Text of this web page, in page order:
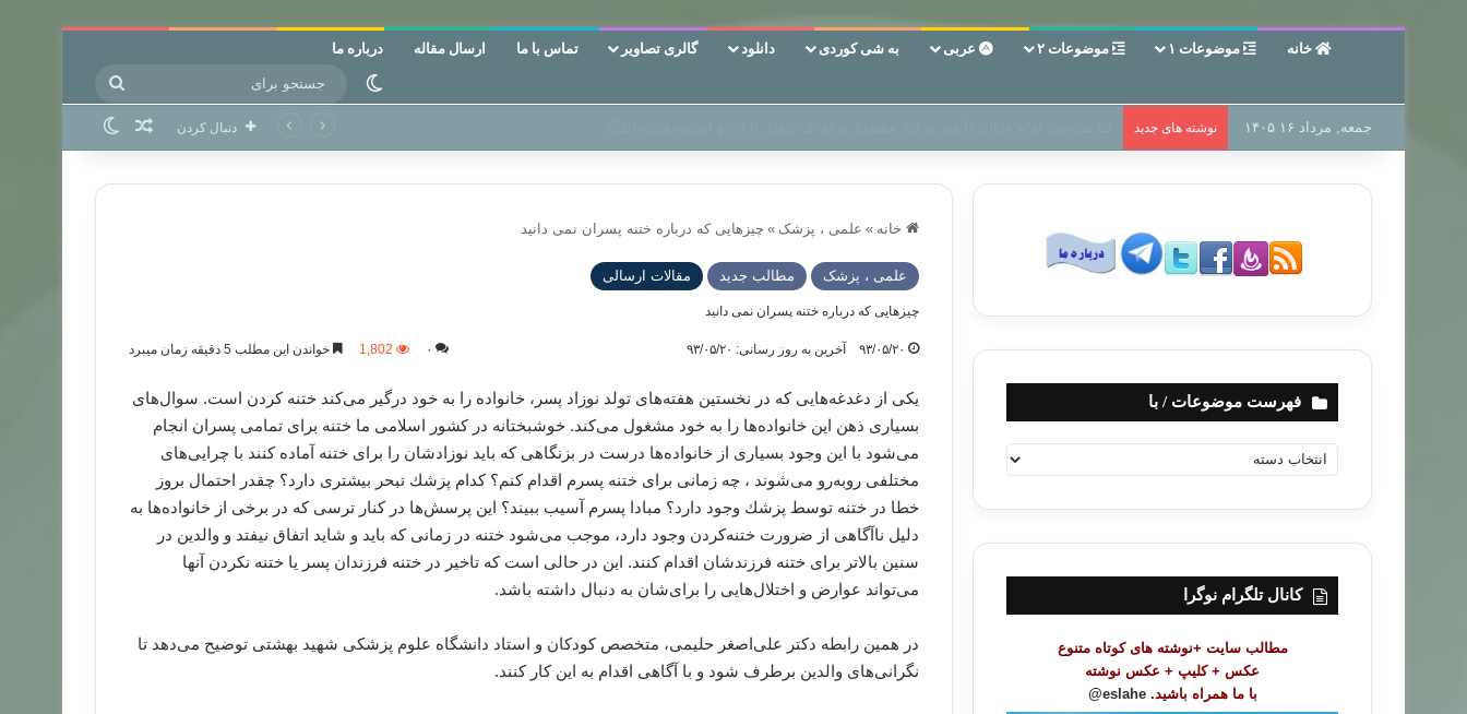
خانه موضوعات ۱ موضوعات ۲ عربی به شی کوردی دانلود گالری تصاویر تماس با ما ارسال مقاله درباره ما
تغییر پوسته
برای جمعه, مرداد ۱۶ ۱۴۰۵ نوشته های جدید دنبال کردن نوشته تصادفی
خانه » علمی ، پزشک » چیزهایی که درباره ختنه پسران نمی دانید
علمی ، پزشک مطالب جدید مقالات ارسالی
چیزهایی که درباره ختنه پسران نمی دانید
۹۳/۰۵/۲۰ آخرین به روز رسانی: ۹۳/۰۵/۲۰ ۰ 1,802 خواندن این مطلب 5 دقیقه زمان میبرد
یكی از دغدغه‌هایی كه در نخستین هفته‌های تولد نوزاد پسر، خانواده‌ را به خود درگیر می‌كند ختنه كردن است. سوال‌های
بسیاری ذهن این خانواده‌ها را به خود مشغول می‌كند. خوشبختانه در کشور اسلامی ما ختنه برای تمامی پسران انجام
می‌شود با این وجود بسیاری از خانواده‌ها درست در بزنگاهی كه باید نوزادشان را برای ختنه آماده كنند با چرایی‌های
مختلفی روبه‌رو می‌شوند ، چه زمانی برای ختنه پسرم اقدام كنم؟ كدام پزشك تبحر بیشتری دارد؟ چقدر احتمال بروز
خطا در ختنه توسط پزشك وجود دارد؟ مبادا پسرم آسیب ببیند؟ این پرسش‌ها در كنار ترسی كه در برخی از خانواده‌ها به
دلیل ناآگاهی از ضرورت ختنه‌كردن وجود دارد، موجب می‌شود ختنه در زمانی كه باید و شاید اتفاق نیفتد و والدین در
سنین بالاتر برای ختنه فرزندشان اقدام كنند. این در حالی است كه تاخیر در ختنه فرزندان پسر یا ختنه نكردن آنها
می‌تواند عوارض و اختلال‌هایی را برای‌شان به دنبال داشته باشد.
در همین رابطه دکتر علی‌اصغر حلیمی، متخصص کودکان و استاد دانشگاه علوم پزشکی شهید بهشتی توضیح می‌دهد تا
نگرانی‌های والدین برطرف شود و با آگاهی اقدام به این کار کنند.
فهرست موضوعات / با
ه
ت
ض
کانال تلگرام نوگرا
مطالب سایت +نوشته های کوتاه متنوع
عکس + کلیپ + عکس نوشته
با ما همراه باشید. eslahe@